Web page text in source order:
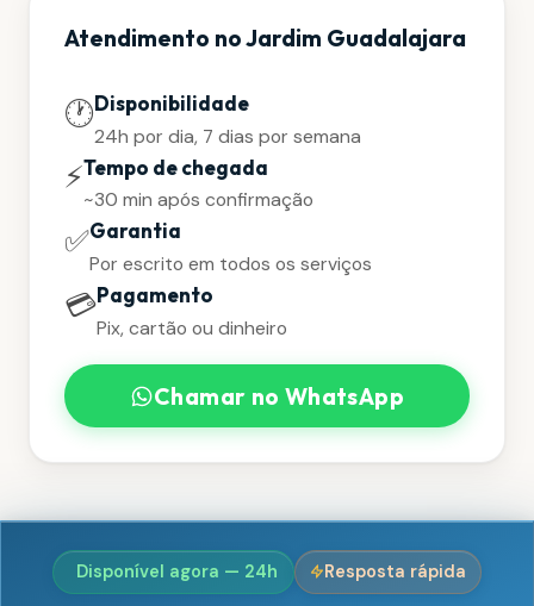
Atendimento no Jardim Guadalajara
🕐Disponibilidade
24h por dia, 7 dias por semana
⚡Tempo de chegada
~30 min após confirmação
✅Garantia
Por escrito em todos os serviços
💳Pagamento
Pix, cartão ou dinheiro
Chamar no WhatsApp
Disponível agora — 24h Resposta rápida